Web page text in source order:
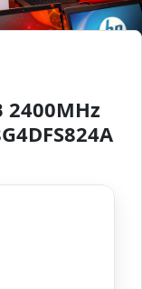
2400MHz